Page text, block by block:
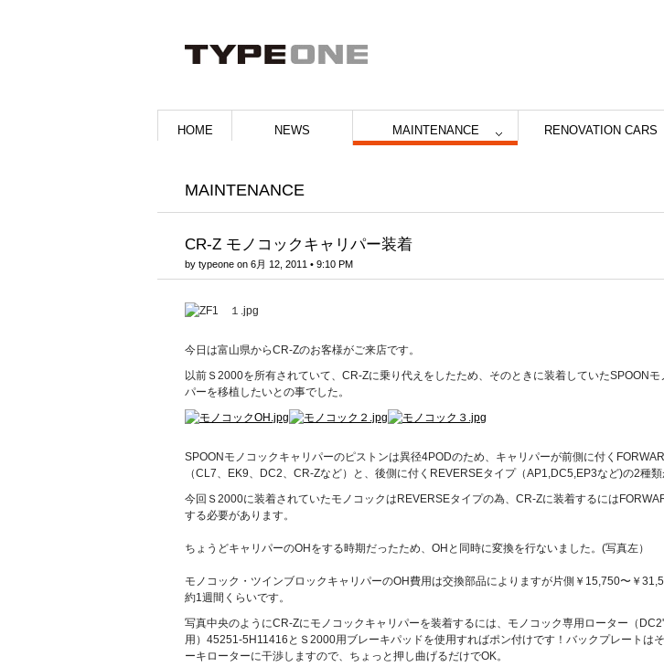
HOME NEWS MAINTENANCE RENOVATION CARS
MAINTENANCE
CR-Z モノコックキャリパー装着
by typeone on 6月 12, 2011 • 9:10 PM
今日は富山県からCR-Zのお客様がご来店です。
以前Ｓ2000を所有されていて、CR-Zに乗り代えをしたため、そのときに装着していたSPOONモ
パーを移植したいとの事でした。
SPOONモノコックキャリパーのピストンは異径4PODのため、キャリパーが前側に付く
（CL7、EK9、DC2、CR-Zなど）と、後側に付くREVERSEタイプ（AP1,DC5,EP3など)の2種類
今回Ｓ2000に装着されていたモノコックはREVERSEタイプの為、CR-Zに装着するには
する必要があります。
ちょうどキャリパーのOHをする時期だったため、OHと同時に変換を行ないました。(写真左）
モノコック・ツインブロックキャリパーのOH費用は交換部品によりますが片側￥15,750〜￥
約1週間くらいです。
写真中央のようにCR-Zにモノコックキャリパーを装着するには、モノコック専用ローター（
用）45251-5H11416とＳ2000用ブレーキパッドを使用すればポン付けです！バックプレートは
ーキローターに干渉しますので、ちょっと押し曲げるだけでOK。